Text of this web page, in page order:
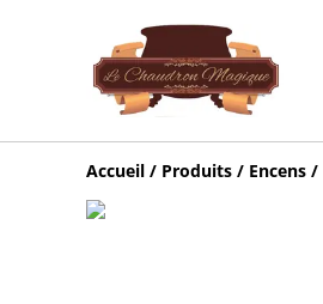
Accueil / Produits / Encens /